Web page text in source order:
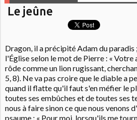
Le jeûne
Dragon, il a précipité Adam du paradis
l'Église selon le mot de Pierre : « Votre
rôde comme un lion rugissant,
5, 8). Ne va pas croire que le diable a
quand il flatte qu'il faut s'en méfier le
toutes ses embûches et de toutes ses
nous à faire sinon ce que nous venons
psaume : « Pour moi, lorsqu'ils me